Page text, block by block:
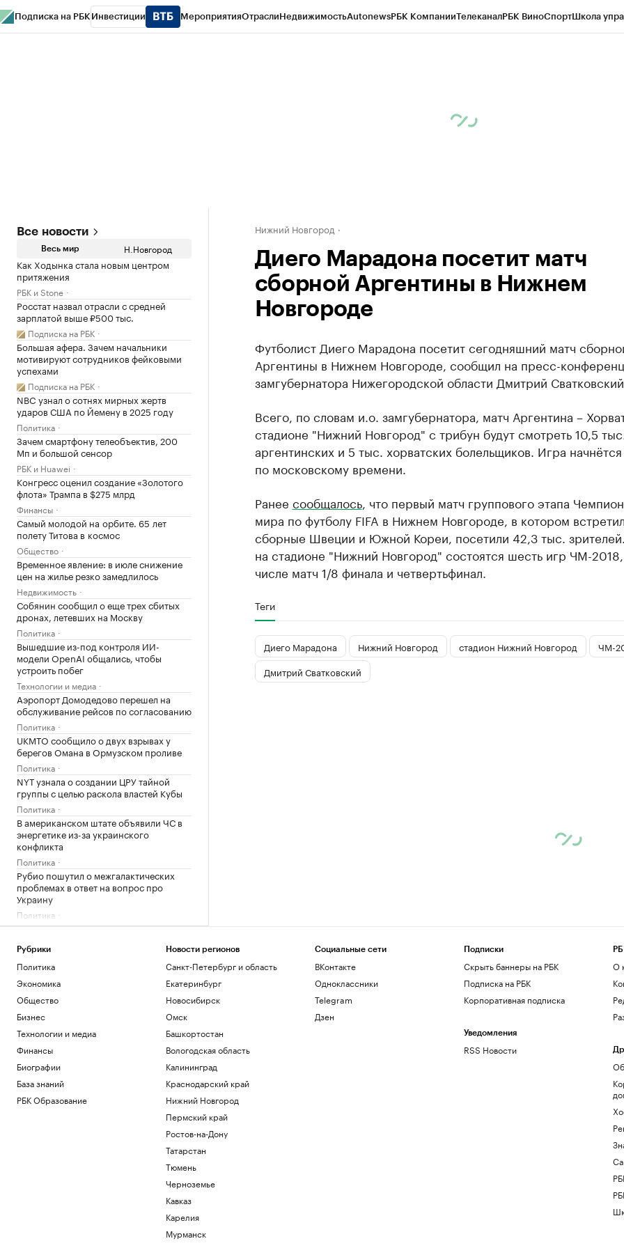
Подписка на РБК Инвестиции МероприятияОтраслиНедвижимостьAutonewsРБК КомпанииТелеканалРБК ВиноСпортШкола
Все новости
Весь мир Н.Новгород
Как Ходынка стала новым центром
притяжения
РБК и Stone
Росстат назвал отрасли с средней
зарплатой выше ₽500 тыс.
Подписка на РБК
Большая афера. Зачем начальники
мотивируют сотрудников фейковыми
успехами
Подписка на РБК
NBC узнал о сотнях мирных жертв
ударов США по Йемену в 2025 году
Политика
Зачем смартфону телеобъектив, 200
Мп и большой сенсор
РБК и Huawei
Конгресс оценил создание «Золотого
флота» Трампа в $275 млрд
Финансы
Самый молодой на орбите. 65 лет
полету Титова в космос
Общество
Временное явление: в июле снижение
цен на жилье резко замедлилось
Недвижимость
Собянин сообщил о еще трех сбитых
дронах, летевших на Москву
Политика
Вышедшие из-под контроля ИИ-
модели OpenAI общались, чтобы
устроить побег
Технологии и медиа
Аэропорт Домодедово перешел на
обслуживание рейсов по согласованию
Политика
UKMTO сообщило о двух взрывах у
берегов Омана в Ормузском проливе
Политика
NYT узнала о создании ЦРУ тайной
группы с целью раскола властей Кубы
Политика
В американском штате объявили ЧС в
энергетике из-за украинского
конфликта
Политика
Рубио пошутил о межгалактических
проблемах в ответ на вопрос про
Украину
Политика
«Человек-паук: Новый день» за неделю
Общество
WP узнала, что Трамп потребовал у
Хегсета объяснений из-за дефицита
Политика
«ЕП» узнала, что Залужного не пустили
на встречу с британским министром
Политика
Ярославский губернатор сообщил о
перекрытии трассы на Москву из-за
атаки
Политика
ранены при атаке на Белгородскую
Нижний Новгород
Диего Марадона посетит матч
сборной Аргентины в Нижнем
Новгороде
Футболист Диего Марадона посетит сегодняшний матч
Аргентины в Нижнем Новгороде, сообщил на пресс-
замгубернатора Нижегородской области Дмитрий
Всего, по словам и.о. замгубернатора, матч Аргентина –
стадионе "Нижний Новгород" с трибун будут смотреть 10,5
аргентинских и 5 тыс. хорватских болельщиков. Игра
по московскому времени.
Ранее сообщалось, что первый матч группового этапа
мира по футболу FIFA в Нижнем Новгороде, в котором
сборные Швеции и Южной Кореи, посетили 42,3 тыс.
на стадионе "Нижний Новгород" состоятся шесть игр ЧМ-
числе матч 1/8 финала и четвертьфинал.
Теги
Диего Марадона Нижний Новгород стадион Нижний Новгород
ЧМ-
Дмитрий Сватковский
Рубрики
Политика
Экономика
Общество
Бизнес
Технологии и медиа
Финансы
Биографии
База знаний
РБК Образование
Новости регионов
Санкт-Петербург и область
Екатеринбург
Новосибирск
Омск
Башкортостан
Вологодская область
Калининград
Краснодарский край
Нижний Новгород
Пермский край
Ростов-на-Дону
Татарстан
Тюмень
Черноземье
Кавказ
Карелия
Мурманск
Социальные сети
ВКонтакте
Одноклассники
Telegram
Дзен
Подписки
Скрыть баннеры на РБК
Подписка на РБК
Корпоративная подписка
Уведомления
RSS Новости
О